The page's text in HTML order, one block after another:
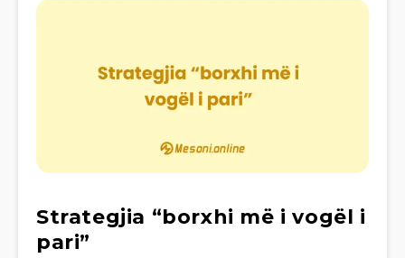
Strategjia “borxhi më i vogël i
pari”